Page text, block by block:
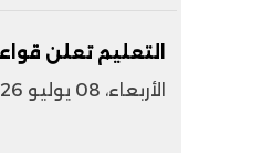
التعليم تعلن
الأربعاء، 08 يوليو 2026 11:29 ص